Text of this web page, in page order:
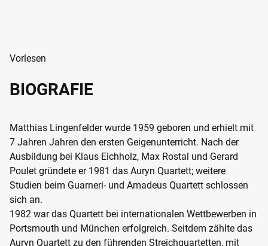
Vorlesen
BIOGRAFIE
Matthias Lingenfelder wurde 1959 geboren und erhielt mit
7 Jahren Jahren den ersten Geigenunterricht. Nach der
Ausbildung bei Klaus Eichholz, Max Rostal und Gerard
Poulet gründete er 1981 das Auryn Quartett; weitere
Studien beim Guarneri- und Amadeus Quartett schlossen
sich an.
1982 war das Quartett bei internationalen Wettbewerben in
Portsmouth und München erfolgreich. Seitdem zählte das
Auryn Quartett zu den führenden Streichquartetten, mit